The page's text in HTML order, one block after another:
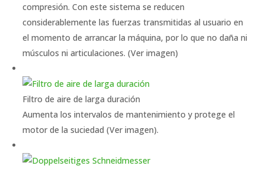
compresión. Con este sistema se reducen
considerablemente las fuerzas transmitidas al usuario en
el momento de arrancar la máquina, por lo que no daña ni
músculos ni articulaciones. (Ver imagen)
Filtro de aire de larga duración
Aumenta los intervalos de mantenimiento y protege el
motor de la suciedad (Ver imagen).